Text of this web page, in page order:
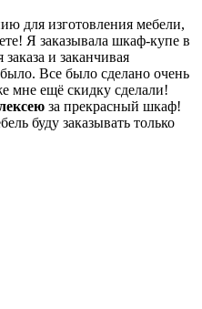
для изготовления мебели,
Я заказывала шкаф-купе в
и заканчивая
Все было сделано очень
мне ещё скидку сделали!
за прекрасный шкаф!
буду заказывать только